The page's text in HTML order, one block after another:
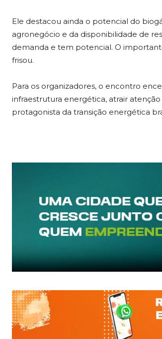
Ele destacou ainda o potencial do
agronegócio e da disponibilidade de
demanda e tem potencial. O
frisou.
Para os organizadores, o encontro
infraestrutura energética, atrair
protagonista da transição energética